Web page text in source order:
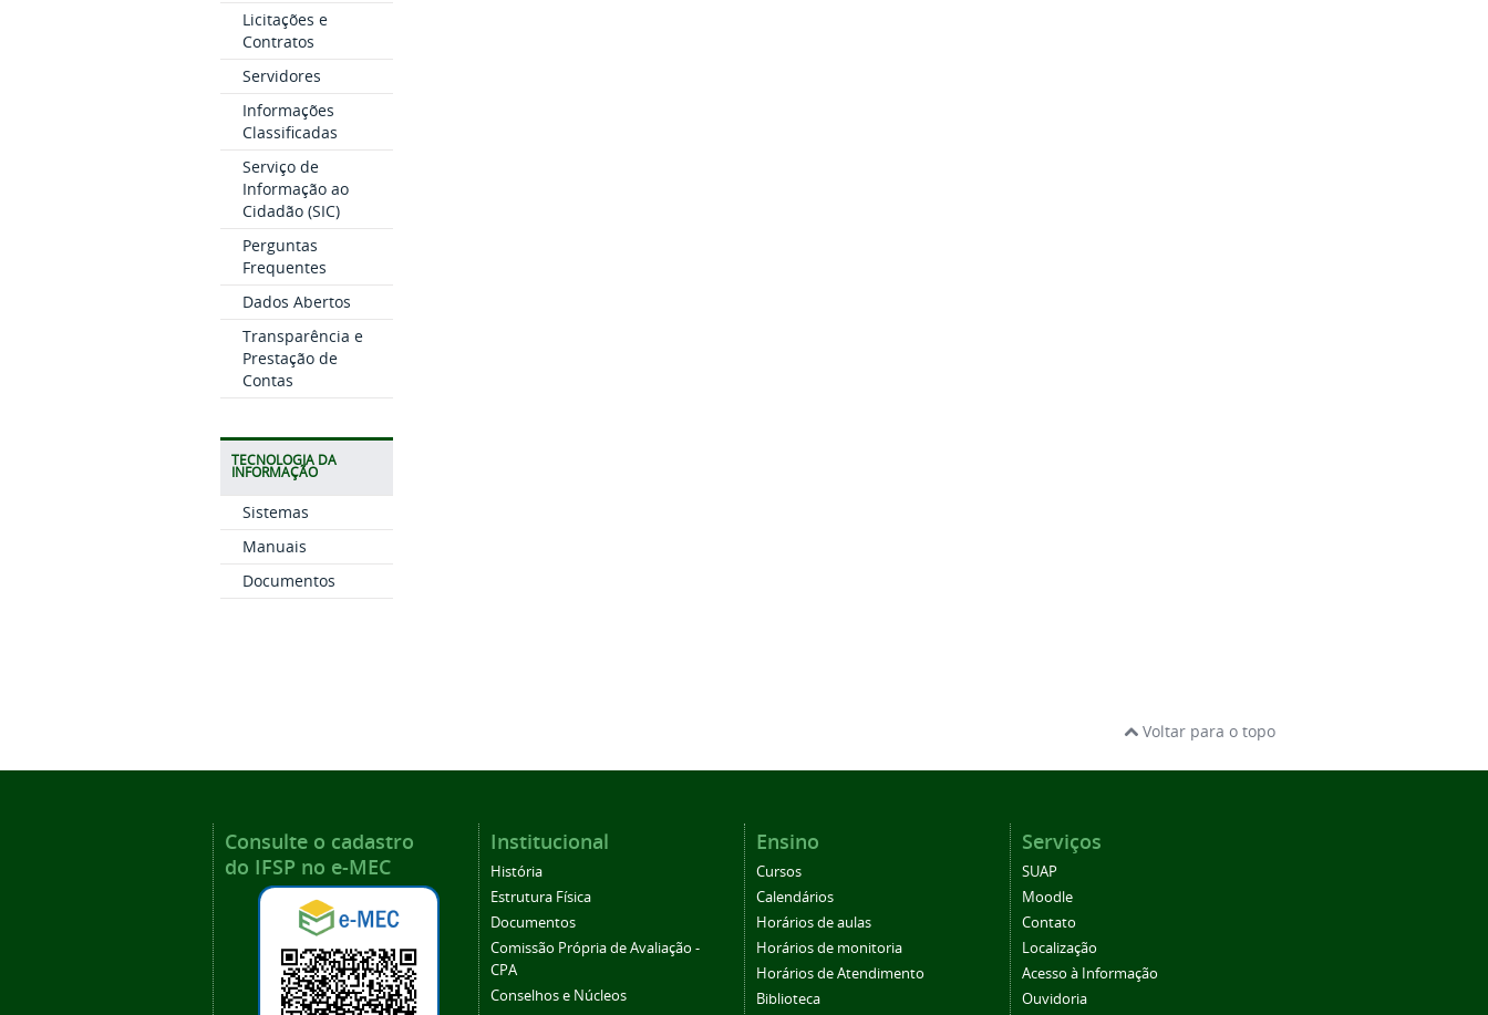
Licitações e
Contratos
Servidores
Informações
Classificadas
Serviço de
Informação ao
Cidadão (SIC)
Perguntas
Frequentes
Dados Abertos
Transparência e
Prestação de
Contas
TECNOLOGIA DA
INFORMAÇÃO
Sistemas
Manuais
Documentos
Voltar para o topo
Consulte o cadastro
do IFSP no e-MEC
Institucional
História
Estrutura Física
Documentos
Comissão Própria de Avaliação -
CPA
Conselhos e Núcleos
Ensino
Cursos
Calendários
Horários de aulas
Horários de monitoria
Horários de Atendimento
Biblioteca
Serviços
SUAP
Moodle
Contato
Localização
Acesso à Informação
Ouvidoria